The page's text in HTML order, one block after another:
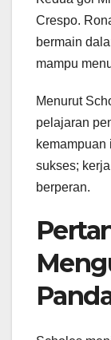
Crespo.
bermain
mampu
Menurut
pelajaran
sukses;
berperan.